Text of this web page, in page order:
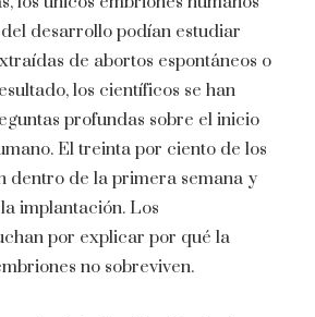
desarrollo podían estudiar
de abortos espontáneos o
los científicos se han
profundas sobre el inicio
El treinta por ciento de los
dentro de la primera semana y
implantación. Los
por explicar por qué la
no sobreviven.